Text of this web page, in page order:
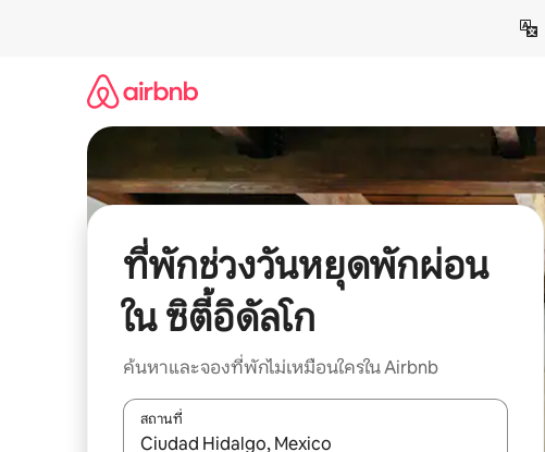
ที่พักช่วงวันหยุดพักผ่อน
ใน ซิตี้อิดัลโก
ค้นหาและจองที่พักไม่เหมือนใครใน Airbnb
สถานที่
ใช้ลูกศรขึ้นลง หรือใช้การสัมผัสหรือปัด เพื่อสำรวจผลการค้นหา